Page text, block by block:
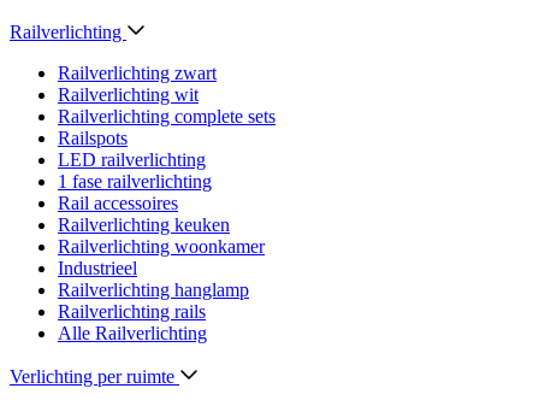
Railverlichting
Railverlichting zwart
Railverlichting wit
Railverlichting complete sets
Railspots
LED railverlichting
1 fase railverlichting
Rail accessoires
Railverlichting keuken
Railverlichting woonkamer
Industrieel
Railverlichting hanglamp
Railverlichting rails
Alle Railverlichting
Verlichting per ruimte